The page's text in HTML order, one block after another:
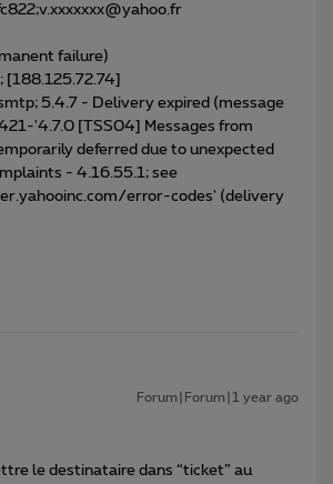
failure)
[188.125.72.74]
5.4.7 - Delivery expired (message
'4.7.0 [TSS04] Messages from
deferred due to unexpected
- 4.16.55.1; see
error-codes' (delivery
Forum|Forum|1 year ago
le destinataire dans “ticket” au